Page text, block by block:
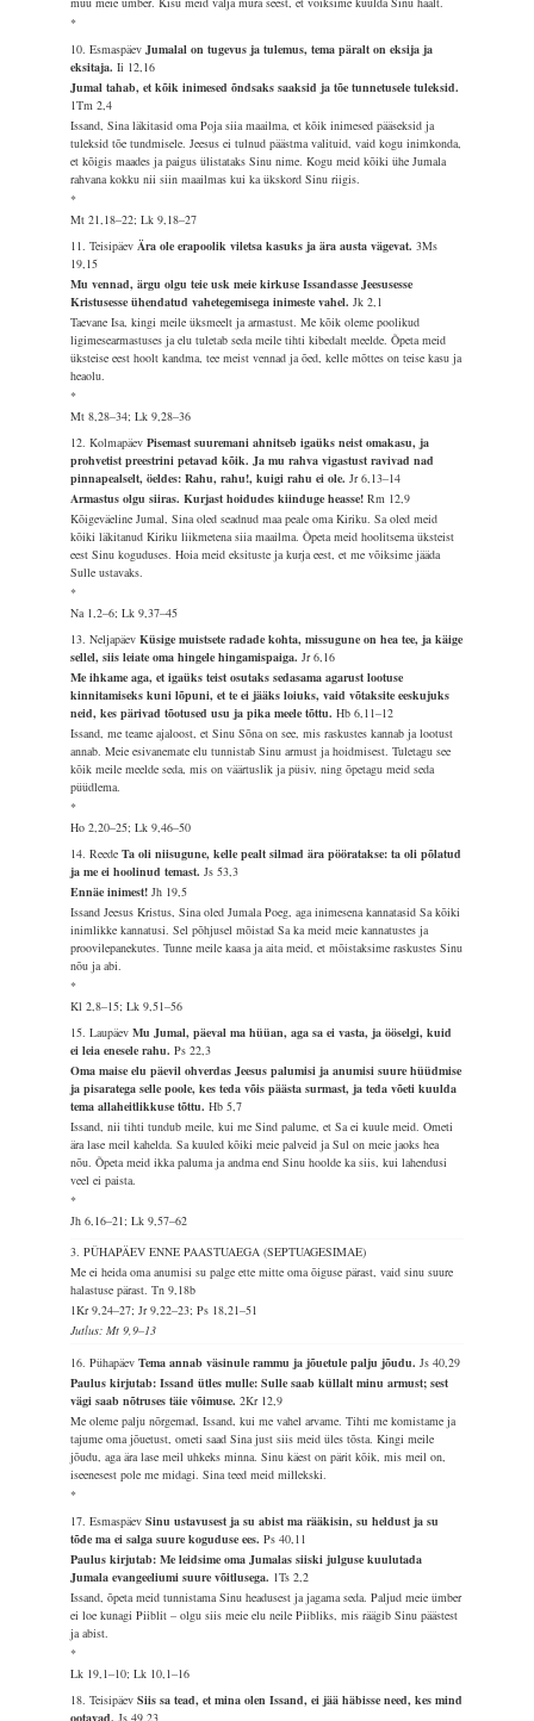
*
10. EsmaspäevJumalal on tugevus ja tulemus, tema päralt on eksija ja
eksitaja.Ii 12,16
Jumal tahab, et kõik inimesed õndsaks saaksid ja tõe tunnetusele tuleksid.
1Tm 2,4
Issand, Sina läkitasid oma Poja siia maailma, et kõik inimesed pääseksid ja
tuleksid tõe tundmisele. Jeesus ei tulnud päästma valituid, vaid kogu inimkonda,
et kõigis maades ja paigus ülistataks Sinu nime. Kogu meid kõiki ühe Jumala
rahvana kokku nii siin maailmas kui ka ükskord Sinu riigis.
*
Mt 21,18–22; Lk 9,18–27
11. TeisipäevÄra ole erapoolik viletsa kasuks ja ära austa vägevat.3Ms
19,15
Mu vennad, ärgu olgu teie usk meie kirkuse Issandasse Jeesusesse
Kristusesse ühendatud vahetegemisega inimeste vahel.Jk 2,1
Taevane Isa, kingi meile üksmeelt ja armastust. Me kõik oleme poolikud
ligimesearmastuses ja elu tuletab seda meile tihti kibedalt meelde. Õpeta meid
üksteise eest hoolt kandma, tee meist vennad ja õed, kelle mõttes on teise kasu ja
heaolu.
*
Mt 8,28–34; Lk 9,28–36
12. KolmapäevPisemast suuremani ahnitseb igaüks neist omakasu, ja
prohvetist preestrini petavad kõik. Ja mu rahva vigastust ravivad nad
pinnapealselt, öeldes: Rahu, rahu!, kuigi rahu ei ole.Jr 6,13–14
Armastus olgu siiras. Kurjast hoidudes kiinduge heasse!Rm 12,9
Kõigeväeline Jumal, Sina oled seadnud maa peale oma Kiriku. Sa oled meid
kõiki läkitanud Kiriku liikmetena siia maailma. Õpeta meid hoolitsema üksteist
eest Sinu koguduses. Hoia meid eksituste ja kurja eest, et me võiksime jääda
Sulle ustavaks.
*
Na 1,2–6; Lk 9,37–45
13. NeljapäevKüsige muistsete radade kohta, missugune on hea tee, ja käige
sellel, siis leiate oma hingele hingamispaiga.Jr 6,16
Me ihkame aga, et igaüks teist osutaks sedasama agarust lootuse
kinnitamiseks kuni lõpuni, et te ei jääks loiuks, vaid võtaksite eeskujuks
neid, kes pärivad tõotused usu ja pika meele tõttu.Hb 6,11–12
Issand, me teame ajaloost, et Sinu Sõna on see, mis raskustes kannab ja lootust
annab. Meie esivanemate elu tunnistab Sinu armust ja hoidmisest. Tuletagu see
kõik meile meelde seda, mis on väärtuslik ja püsiv, ning õpetagu meid seda
püüdlema.
*
Ho 2,20–25; Lk 9,46–50
14. ReedeTa oli niisugune, kelle pealt silmad ära pööratakse: ta oli põlatud
ja me ei hoolinud temast.Js 53,3
Ennäe inimest!Jh 19,5
Issand Jeesus Kristus, Sina oled Jumala Poeg, aga inimesena kannatasid Sa kõiki
inimlikke kannatusi. Sel põhjusel mõistad Sa ka meid meie kannatustes ja
proovilepanekutes. Tunne meile kaasa ja aita meid, et mõistaksime raskustes Sinu
nõu ja abi.
*
Kl 2,8–15; Lk 9,51–56
15. LaupäevMu Jumal, päeval ma hüüan, aga sa ei vasta, ja ööselgi, kuid
ei leia enesele rahu.Ps 22,3
Oma maise elu päevil ohverdas Jeesus palumisi ja anumisi suure hüüdmise
ja pisaratega selle poole, kes teda võis päästa surmast, ja teda võeti kuulda
tema allaheitlikkuse tõttu.Hb 5,7
Issand, nii tihti tundub meile, kui me Sind palume, et Sa ei kuule meid. Ometi
ära lase meil kahelda. Sa kuuled kõiki meie palveid ja Sul on meie jaoks hea
nõu. Õpeta meid ikka paluma ja andma end Sinu hoolde ka siis, kui lahendusi
veel ei paista.
*
Jh 6,16–21; Lk 9,57–62
3. PÜHAPÄEV ENNE PAASTUAEGA (SEPTUAGESIMAE)
Me ei heida oma anumisi su palge ette mitte oma õiguse pärast, vaid sinu suure
halastuse pärast.Tn 9,18b
1Kr 9,24–27; Jr 9,22–23; Ps 18,21–51
Jutlus: Mt 9,9–13
16. PühapäevTema annab väsinule rammu ja jõuetule palju jõudu.Js 40,29
Paulus kirjutab: Issand ütles mulle: Sulle saab küllalt minu armust; sest
vägi saab nõtruses täie võimuse.2Kr 12,9
Me oleme palju nõrgemad, Issand, kui me vahel arvame. Tihti me komistame ja
tajume oma jõuetust, ometi saad Sina just siis meid üles tõsta. Kingi meile
jõudu, aga ära lase meil uhkeks minna. Sinu käest on pärit kõik, mis meil on,
iseenesest pole me midagi. Sina teed meid millekski.
*
17. EsmaspäevSinu ustavusest ja su abist ma rääkisin, su heldust ja su
tõde ma ei salga suure koguduse ees.Ps 40,11
Paulus kirjutab: Me leidsime oma Jumalas siiski julguse kuulutada
Jumala evangeeliumi suure võitlusega. 1Ts 2,2
Issand, õpeta meid tunnistama Sinu headusest ja jagama seda. Paljud meie ümber
ei loe kunagi Piiblit – olgu siis meie elu neile Piibliks, mis räägib Sinu päästest
ja abist.
*
Lk 19,1–10; Lk 10,1–16
18. TeisipäevSiis sa tead, et mina olen Issand, ei jää häbisse need, kes mind
ootavad.Js 49,23